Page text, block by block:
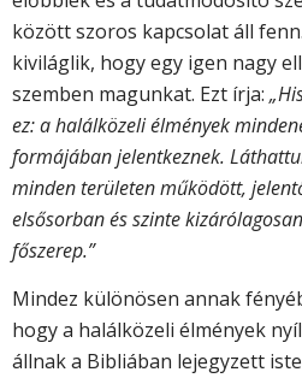
között szoros kapcsolat áll
kiviláglik, hogy egy igen nagy
szemben magunkat. Ezt írja:
ez: a halálközeli élmények
formájában jelentkeznek.
minden területen működött,
elsősorban és szinte
főszerep.”
Mindez különösen annak
hogy a halálközeli élmények
állnak a Bibliában lejegyzett